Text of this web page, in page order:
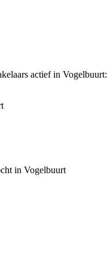
actief in Vogelbuurt:
in Vogelbuurt